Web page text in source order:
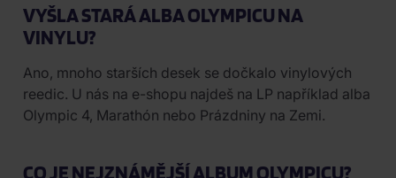
VYŠLA STARÁ ALBA OLYMPICU NA
VINYLU?
Ano, mnoho starších desek se dočkalo vinylových
reedic. U nás na e-shopu najdeš na LP například alba
Olympic 4, Marathón nebo Prázdniny na Zemi.
CO JE NEJZNÁMĚJŠÍ ALBUM OLYMPICU?